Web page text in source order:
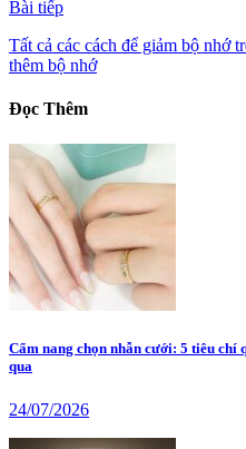
Bài tiếp
Tất cả các cách để giảm bộ nhớ
thêm bộ nhớ
Đọc Thêm
Cẩm nang chọn nhẫn cưới: 5 tiêu chí
qua
24/07/2026